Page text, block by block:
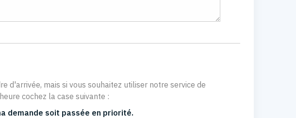
d'arrivée, mais si vous souhaitez utiliser notre service de
cochez la case suivante :
demande soit passée en priorité.